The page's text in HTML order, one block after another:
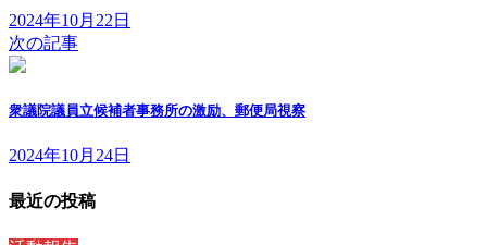
2024年10月22日
次の記事
衆議院議員立候補者事務所の激励、郵便局視察
2024年10月24日
最近の投稿